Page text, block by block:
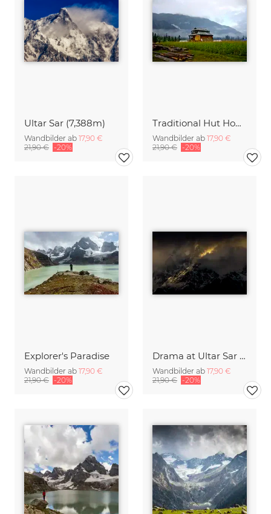
Ultar Sar (7,388m)
Wandbilder ab 17,90 €
21,90 € -20%
Traditional Hut Home at Arang Kel
Wandbilder ab 17,90 €
21,90 € -20%
Explorer's Paradise
Wandbilder ab 17,90 €
21,90 € -20%
Drama at Ultar Sar Peak (7288m)
Wandbilder ab 17,90 €
21,90 € -20%